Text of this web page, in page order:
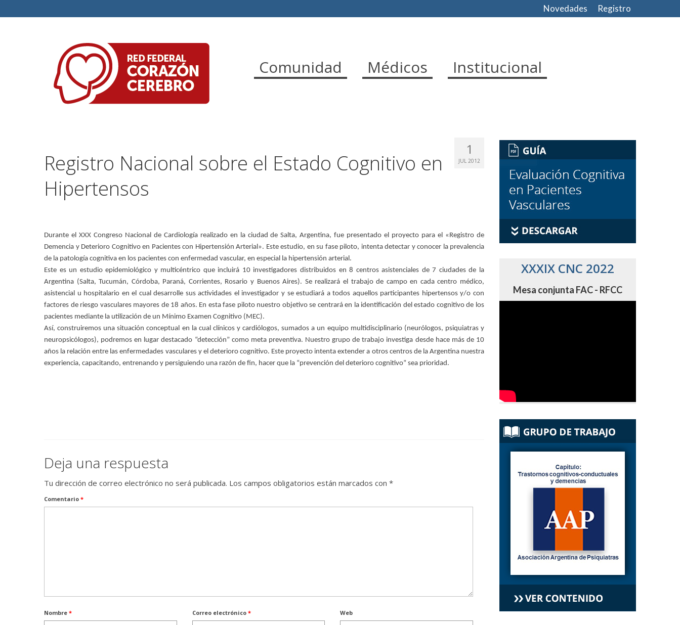
Novedades Registro
Comunidad Médicos Institucional
1
JUL 2012
Registro Nacional sobre el Estado Cognitivo en
Hipertensos
Durante el XXX Congreso Nacional de Cardiología realizado en la ciudad de Salta, Argentina, fue presentado el proyecto para el «Registro de
Demencia y Deterioro Cognitivo en Pacientes con Hipertensión Arterial». Este estudio, en su fase piloto, intenta detectar y conocer la prevalencia
de la patología cognitiva en los pacientes con enfermedad vascular, en especial la hipertensión arterial.
Este es un estudio epidemiológico y multicéntrico que incluirá 10 investigadores distribuidos en 8 centros asistenciales de 7 ciudades de la
Argentina (Salta, Tucumán, Córdoba, Paraná, Corrientes, Rosario y Buenos Aires). Se realizará el trabajo de campo en cada centro médico,
asistencial u hospitalario en el cual desarrolle sus actividades el investigador y se estudiará a todos aquellos participantes hipertensos y/o con
factores de riesgo vasculares mayores de 18 años. En esta fase piloto nuestro objetivo se centrará en la identificación del estado cognitivo de los
pacientes mediante la utilización de un Mínimo Examen Cognitivo (MEC).
Así, construiremos una situación conceptual en la cual clínicos y cardiólogos, sumados a un equipo multidisciplinario (neurólogos, psiquiatras y
neuropsicólogos), podremos en lugar destacado “detección” como meta preventiva. Nuestro grupo de trabajo investiga desde hace más de 10
años la relación entre las enfermedades vasculares y el deterioro cognitivo. Este proyecto intenta extender a otros centros de la Argentina nuestra
experiencia, capacitando, entrenando y persiguiendo una razón de fin, hacer que la “prevención del deterioro cognitivo” sea prioridad.
Deja una respuesta
Tu dirección de correo electrónico no será publicada. Los campos obligatorios están marcados con *
Comentario *
Nombre * Correo electrónico * Web
XXXIX CNC 2022
Mesa conjunta FAC - RFCC